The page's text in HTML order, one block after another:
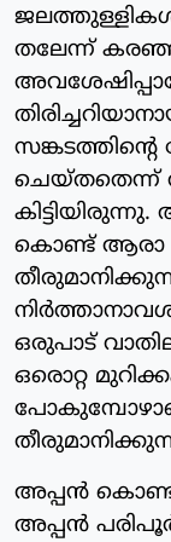
തലേന്ന്
ചെയ്തതെന്ന്
കൊണ്ട് ആരാ
ഒരുപാട്
ഒരൊറ്റ
അപ്പന്‍
അപ്പന്‍